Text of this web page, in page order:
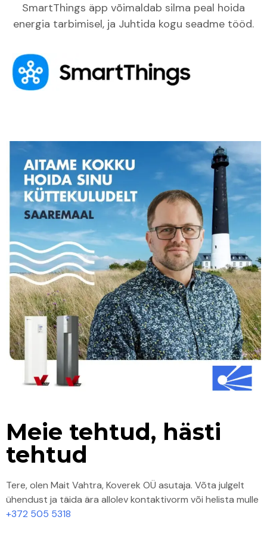
SmartThings äpp võimaldab silma peal hoida
energia tarbimisel, ja Juhtida kogu seadme tööd.
Meie tehtud, hästi
tehtud
Tere, olen Mait Vahtra, Koverek OÜ asutaja. Võta julgelt
ühendust ja täida ära allolev kontaktivorm või helista mulle
+372 505 5318